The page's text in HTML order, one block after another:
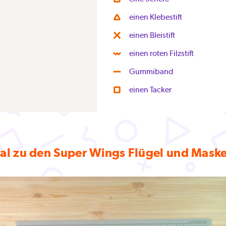
einen Klebestift
einen Bleistift
einen roten Filzstift
Gummiband
einen Tacker
zu den Super Wings Flügel und